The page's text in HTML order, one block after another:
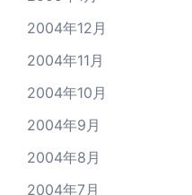
2004年12月
2004年11月
2004年10月
2004年9月
2004年8月
2004年7月